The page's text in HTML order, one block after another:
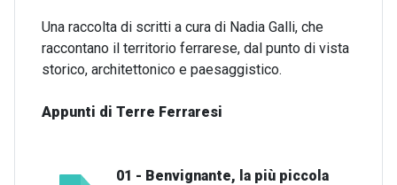
Una raccolta di scritti a cura di Nadia Galli, che
raccontano il territorio ferrarese, dal punto di vista
storico, architettonico e paesaggistico.
Appunti di Terre Ferraresi
01 - Benvignante, la più piccola